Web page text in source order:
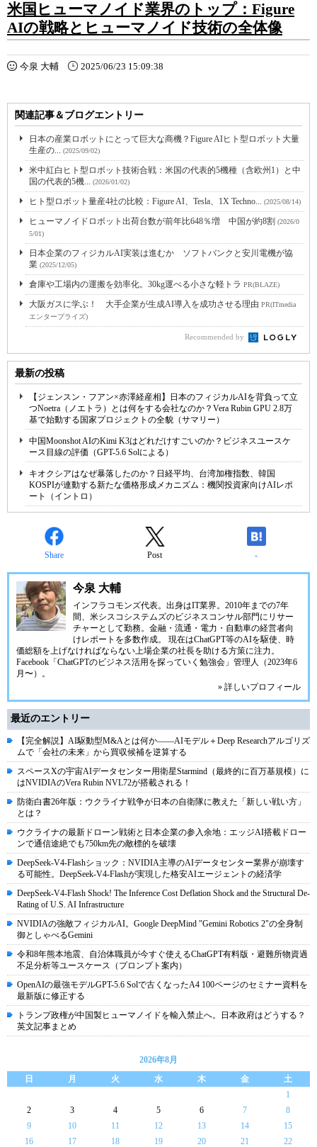
米国ヒューマノイド業界のトップ：Figure
AIの戦略とヒューマノイド技術の全体像
今泉 大輔 2025/06/23 15:09:38
関連記事＆ブログエントリー
日本の産業ロボットにとって巨大な商機？Figure AIヒト型ロボット大量
生産の... (2025/09/02)
米中紅白ヒト型ロボット技術合戦：米国の代表的5機種（含欧州1）と中
国の代表的5機... (2026/01/02)
ヒト型ロボット量産4社の比較：Figure AI、Tesla、1X Techno... (2025/08/14)
ヒューマノイドロボット出荷台数が前年比648％増 中国が約8割 (2026/0
5/01)
日本企業のフィジカルAI実装は進むか ソフトバンクと安川電機が協
業 (2025/12/05)
倉庫や工場内の運搬を効率化。30kg運べる小さな軽トラ PR(BLAZE)
大阪ガスに学ぶ！ 大手企業が生成AI導入を成功させる理由 PR(ITmedia
エンタープライズ)
Recommended by
最新の投稿
【ジェンスン・フアン×赤澤経産相】日本のフィジカルAIを背負って立
つNoetra（ノエトラ）とは何をする会社なのか？Vera Rubin GPU 2.8万
基で始動する国家プロジェクトの全貌（サマリー）
中国Moonshot AIのKimi K3はどれだけすごいのか？ビジネスユースケ
ース目線の評価（GPT-5.6 Solによる）
キオクシアはなぜ暴落したのか？日経平均、台湾加権指数、韓国
KOSPIが連動する新たな価格形成メカニズム：機関投資家向けAIレポ
ート（イントロ）
Share Post -
今泉 大輔
インフラコモンズ代表。出身はIT業界。2010年までの7年
間、米シスコシステムズのビジネスコンサル部門にリサー
チャーとして勤務。金融・流通・電力・自動車の経営者向
けレポートを多数作成。 現在はChatGPT等のAIを駆使、時
価総額を上げなければならない上場企業の社長を助ける方策に注力。
Facebook「ChatGPTのビジネス活用を探っていく勉強会」管理人（2023年6
月〜）。
» 詳しいプロフィール
最近のエントリー
【完全解説】AI駆動型M&Aとは何か――AIモデル＋Deep Researchアルゴリズ
ムで「会社の未来」から買収候補を逆算する
スペースXの宇宙AIデータセンター用衛星Starmind（最終的に百万基規模）に
はNVIDIAのVera Rubin NVL72が搭載される！
防衛白書26年版：ウクライナ戦争が日本の自衛隊に教えた「新しい戦い方」
とは？
ウクライナの最新ドローン戦術と日本企業の参入余地：エッジAI搭載ドロー
ンで通信途絶でも750km先の敵標的を破壊
DeepSeek-V4-Flashショック：NVIDIA主導のAIデータセンター業界が崩壊す
る可能性。DeepSeek-V4-Flashが実現した格安AIエージェントの経済学
DeepSeek-V4-Flash Shock! The Inference Cost Deflation Shock and the Structural De-
Rating of U.S. AI Infrastructure
NVIDIAの強敵フィジカルAI。Google DeepMind "Gemini Robotics 2"の全身制
御としゃべるGemini
令和8年熊本地震、自治体職員が今すぐ使えるChatGPT有料版・避難所物資過
不足分析等ユースケース（プロンプト案内）
OpenAIの最強モデルGPT-5.6 Solで古くなったA4 100ページのセミナー資料を
最新版に修正する
トランプ政権が中国製ヒューマノイドを輸入禁止へ。日本政府はどうする？
英文記事まとめ
2026年8月
日
月 火 水 木 金
土
1
2
3 4 5 6 7
8
9
10 11 12 13 14
15
16
17 18 19 20 21 22